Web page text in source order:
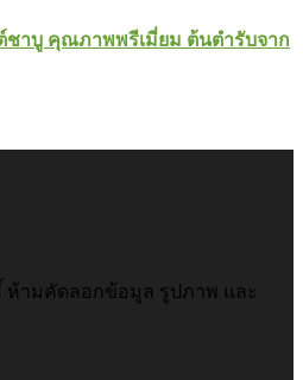
ต์ชาบู คุณภาพพรีเมี่ยม ต้นตำรับจาก
ห้ามคัดลอกข้อมูล รูปภาพ และ